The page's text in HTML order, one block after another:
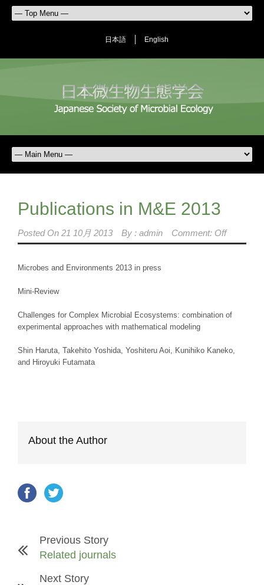
日本語 English
Publications in M&E 2013
Posted On 21 10月 2013 By : admin Comment: Off
Microbes and Environments 2013 in press
Mini-Review
Challenges for Complex Microbial Ecosystems: combination of
experimental approaches with mathematical modeling
Shin Haruta, Takehito Yoshida, Yoshiteru Aoi, Kunihiko Kaneko,
and Hiroyuki Futamata
About the Author
Previous Story
Related journals
Next Story